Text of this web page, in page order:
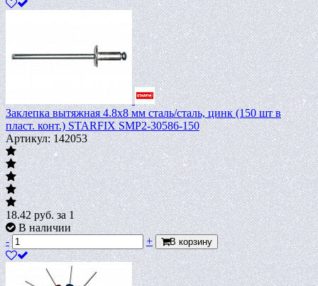
Заклепка вытяжная 4.8х8 мм сталь/сталь, цинк (150 шт в
пласт. конт.) STARFIX SMP2-30586-150
Артикул: 142053
18.42руб.за 1
В наличии
-
+ В корзину